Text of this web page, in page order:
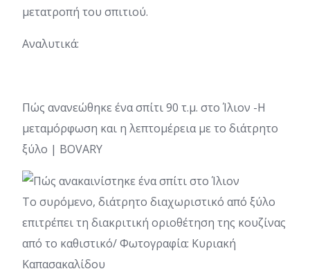
μετατροπή του σπιτιού.
Αναλυτικά:
Πώς ανανεώθηκε ένα σπίτι 90 τ.μ. στο Ίλιον -Η
μεταμόρφωση και η λεπτομέρεια με το διάτρητο
ξύλο | BOVARY
Το συρόμενο, διάτρητο διαχωριστικό από ξύλο
επιτρέπει τη διακριτική οριοθέτηση της κουζίνας
από το καθιστικό/ Φωτογραφία: Κυριακή
Καπασακαλίδου